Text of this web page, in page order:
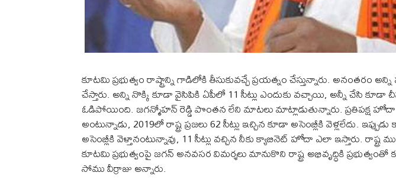
కూటమి ప్రభుత్వం రాష్ట్రాన్ని గాడిలోకి తీసుకువచ్చే ప్రయత్నం చేస్తున్నారు. అనంతరం
చేస్తారు. అన్ని నొక్కి కూడా వైసిపికి ఏపీలో 11 సీట్లు ఎందుకు వచ్చాయి, అన్నీ చేసి కూడా
ఓడిపోయింది. జగన్మోహన్ రెడ్డి పొంతన లేని మాటలు మాట్లాడుతున్నారు. ప్రతిపక్ష
అంటున్నాడు, 2019లో రాష్ట్ర ప్రజలు 62 సీట్లు ఇచ్చిన కూడా అసెంబ్లీకి వెళ్లలేదు.
అసెంబ్లీకి వెళ్తానంటున్నావు, 11 సీట్లు వచ్చిన నీకు క్యాబినెట్ హోదా ఎలా ఇస్తారు. రాష్ట్ర
కూటమి ప్రభుత్వంపై జగన్ అనవసర విమర్శలు మానుకొని రాష్ట్ర అభివృద్ధికి
సోము వీర్రాజు అన్నారు.